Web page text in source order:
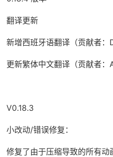
翻译更新
新增西班牙语翻译（贡献者：
更新繁体中文翻译（贡献者：
V0.18.3
小改动/错误修复：
修复了由于压缩导致的所有动